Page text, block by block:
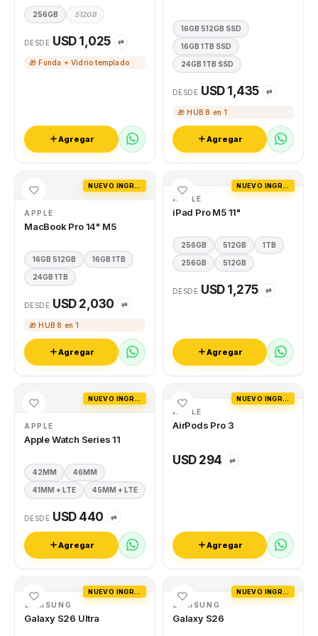
256GB 512GB
DESDE USD 1,025 ⇄
🎁 Funda + Vidrio templado
Agregar
16GB 512GB SSD
16GB 1TB SSD
24GB 1TB SSD
DESDE USD 1,435 ⇄
🎁 HUB 8 en 1
Agregar
APPLE
MacBook Pro 14" M5
16GB 512GB 16GB 1TB
24GB 1TB
DESDE USD 2,030 ⇄
🎁 HUB 8 en 1
Agregar
APPLE
iPad Pro M5 11"
256GB 512GB 1TB
256GB 512GB
DESDE USD 1,275 ⇄
Agregar
APPLE
Apple Watch Series 11
42MM 46MM
41MM + LTE 45MM + LTE
DESDE USD 440 ⇄
Agregar
APPLE
AirPods Pro 3
USD 294 ⇄
Agregar
SAMSUNG
Galaxy S26 Ultra
SAMSUNG
Galaxy S26